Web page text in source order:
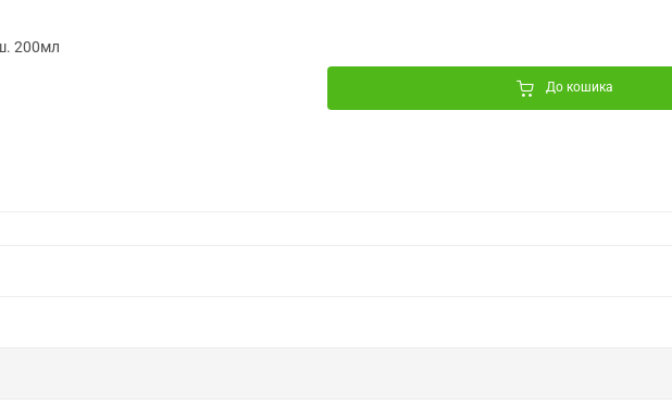
200мл
До кошика